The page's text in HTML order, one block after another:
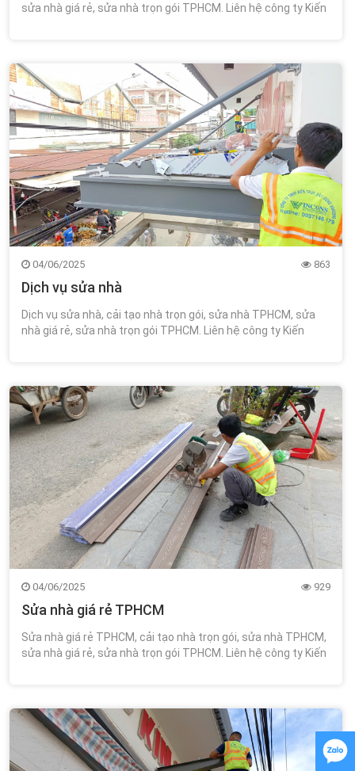
sửa nhà giá rẻ, sửa nhà trọn gói TPHCM. Liên hệ công ty Kiến
04/06/2025 863
Dịch vụ sửa nhà
Dịch vụ sửa nhà, cải tạo nhà trọn gói, sửa nhà TPHCM, sửa
nhà giá rẻ, sửa nhà trọn gói TPHCM. Liên hệ công ty Kiến
04/06/2025 929
Sửa nhà giá rẻ TPHCM
Sửa nhà giá rẻ TPHCM, cải tạo nhà trọn gói, sửa nhà TPHCM,
sửa nhà giá rẻ, sửa nhà trọn gói TPHCM. Liên hệ công ty Kiến